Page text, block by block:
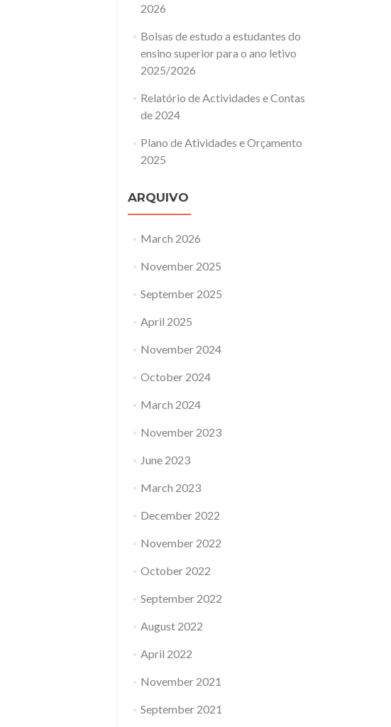
2026
Bolsas de estudo a estudantes do
ensino superior para o ano letivo
2025/2026
Relatório de Actividades e Contas
de 2024
Plano de Atividades e Orçamento
2025
ARQUIVO
March 2026
November 2025
September 2025
April 2025
November 2024
October 2024
March 2024
November 2023
June 2023
March 2023
December 2022
November 2022
October 2022
September 2022
August 2022
April 2022
November 2021
September 2021